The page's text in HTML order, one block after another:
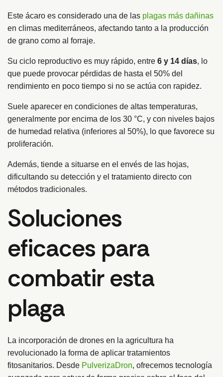
Este ácaro es considerado una de las plagas más dañinas
en climas mediterráneos, afectando tanto a la producción
de grano como al forraje.
Su ciclo reproductivo es muy rápido, entre 6 y 14 días, lo
que puede provocar pérdidas de hasta el 50% del
rendimiento en poco tiempo si no se actúa con rapidez.
Suele aparecer en condiciones de altas temperaturas,
generalmente por encima de los 30 °C, y con niveles bajos
de humedad relativa (inferiores al 50%), lo que favorece su
proliferación.
Además, tiende a situarse en el envés de las hojas,
dificultando su detección y el tratamiento directo con
métodos tradicionales.
Soluciones
eficaces para
combatir esta
plaga
La incorporación de drones en la agricultura ha
revolucionado la forma de aplicar tratamientos
fitosanitarios. Desde PulverizaDron, ofrecemos tecnología